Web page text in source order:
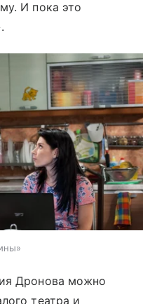
И пока это
Дронова можно
театра и